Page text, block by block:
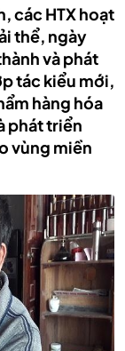
các HTX hoạt
thể, ngày
và phát
tác kiểu mới,
hàng hóa
phát triển
vùng miền